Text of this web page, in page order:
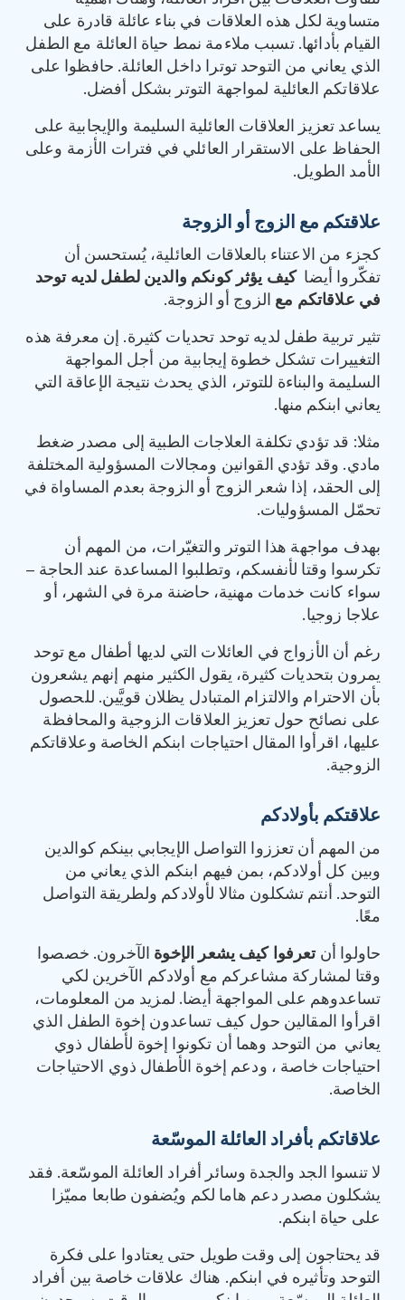
متساوية لكل هذه العلاقات في بناء عائلة قادرة على
القيام بأدائها. تسبب ملاءمة نمط حياة العائلة مع الطفل
الذي يعاني من التوحد توترا داخل العائلة. حافظوا على
علاقاتكم العائلية لمواجهة التوتر بشكل أفضل.
يساعد تعزيز العلاقات العائلية السليمة والإيجابية على
الحفاظ على الاستقرار العائلي في فترات الأزمة وعلى
الأمد الطويل.
علاقتكم مع الزوج أو الزوجة
كجزء من الاعتناء بالعلاقات العائلية، يُستحسن أن
تفكّروا أيضا كيف يؤثر كونكم والدين لطفل لديه توحد
في علاقاتكم مع الزوج أو الزوجة.
تثير تربية طفل لديه توحد تحديات كثيرة. إن معرفة هذه
التغييرات تشكل خطوة إيجابية من أجل المواجهة
السليمة والبناءة للتوتر، الذي يحدث نتيجة الإعاقة التي
يعاني ابنكم منها.
مثلا: قد تؤدي تكلفة العلاجات الطبية إلى مصدر ضغط
مادي. وقد تؤدي القوانين ومجالات المسؤولية المختلفة
إلى الحقد، إذا شعر الزوج أو الزوجة بعدم المساواة في
تحمّل المسؤوليات.
بهدف مواجهة هذا التوتر والتغيّرات، من المهم أن
تكرسوا وقتا لأنفسكم، وتطلبوا المساعدة عند الحاجة –
سواء كانت خدمات مهنية، حاضنة مرة في الشهر، أو
علاجا زوجيا.
رغم أن الأزواج في العائلات التي لديها أطفال مع توحد
يمرون بتحديات كثيرة، يقول الكثير منهم إنهم يشعرون
بأن الاحترام والالتزام المتبادل يظلان قويَّين. للحصول
على نصائح حول تعزيز العلاقات الزوجية والمحافظة
عليها، اقرأوا المقال احتياجات ابنكم الخاصة وعلاقاتكم
الزوجية.
علاقتكم بأولادكم
من المهم أن تعززوا التواصل الإيجابي بينكم كوالدين
وبين كل أولادكم، بمن فيهم ابنكم الذي يعاني من
التوحد. أنتم تشكلون مثالا لأولادكم ولطريقة التواصل
معًا.
حاولوا أنتعرفوا كيف يشعر الإخوة الآخرون. خصصوا
وقتا لمشاركة مشاعركم مع أولادكم الآخرين لكي
تساعدوهم على المواجهة أيضا. لمزيد من المعلومات،
اقرأوا المقالين حول كيف تساعدون إخوة الطفل الذي
يعاني من التوحد وهما أن تكونوا إخوة لأطفال ذوي
احتياجات خاصة ، ودعم إخوة الأطفال ذوي الاحتياجات
الخاصة.
علاقاتكم بأفراد العائلة الموسّعة
لا تنسوا الجد والجدة وسائر أفراد العائلة الموسّعة. فقد
يشكلون مصدر دعم هاما لكم ويُضفون طابعا مميّزا
على حياة ابنكم.
قد يحتاجون إلى وقت طويل حتى يعتادوا على فكرة
التوحد وتأثيره في ابنكم. هناك علاقات خاصة بين أفراد